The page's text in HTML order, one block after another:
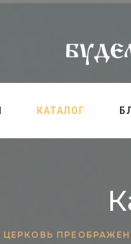
КАТАЛОГ
ЦЕРКОВЬ